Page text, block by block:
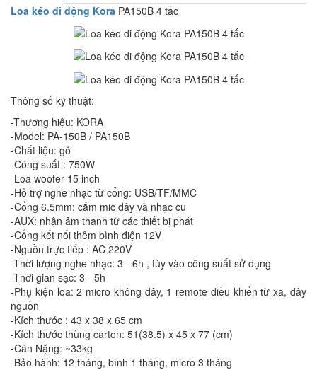
Loa kéo di động Kora PA150B 4 tấc
Thông số kỹ thuật:
-Thương hiệu: KORA
-Model: PA-150B / PA150B
-Chất liệu: gỗ
-Công suất : 750W
-Loa woofer 15 inch
-Hỗ trợ nghe nhạc từ cổng: USB/TF/MMC
-Cổng 6.5mm: cắm mic dây và nhạc cụ
-AUX: nhận âm thanh từ các thiết bị phát
-Cổng kết nối thêm bình điện 12V
-Nguồn trực tiếp : AC 220V
-Thời lượng nghe nhạc: 3 - 6h , tùy vào công suất sử dụng
-Thời gian sạc: 3 - 5h
-Phụ kiện loa: 2 micro không dây, 1 remote điều khiển từ xa, dây
nguồn
-Kích thước : 43 x 38 x 65 cm
-Kích thước thùng carton: 51(38.5) x 45 x 77 (cm)
-Cân Nặng: ~33kg
-Bảo hành: 12 tháng, bình 1 tháng, micro 3 tháng